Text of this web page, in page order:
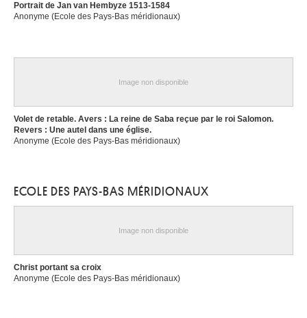
Portrait de Jan van Hembyze 1513-1584
Anonyme (Ecole des Pays-Bas méridionaux)
Image non disponible
Volet de retable. Avers : La reine de Saba reçue par le roi Salomon.
Revers : Une autel dans une église.
Anonyme (Ecole des Pays-Bas méridionaux)
ECOLE DES PAYS-BAS MÉRIDIONAUX
Image non disponible
Christ portant sa croix
Anonyme (Ecole des Pays-Bas méridionaux)